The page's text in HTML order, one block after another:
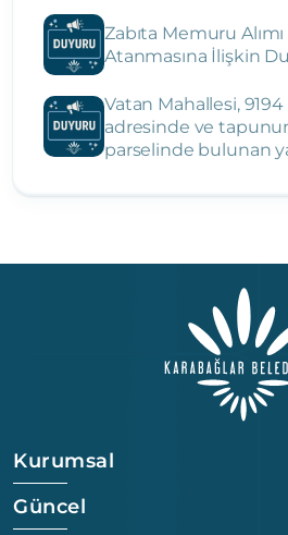
Zabıta Memuru
Atanmasına İlişkin
Vatan Mahallesi,
adresinde ve
parselinde bulunan
Kurumsal
Güncel